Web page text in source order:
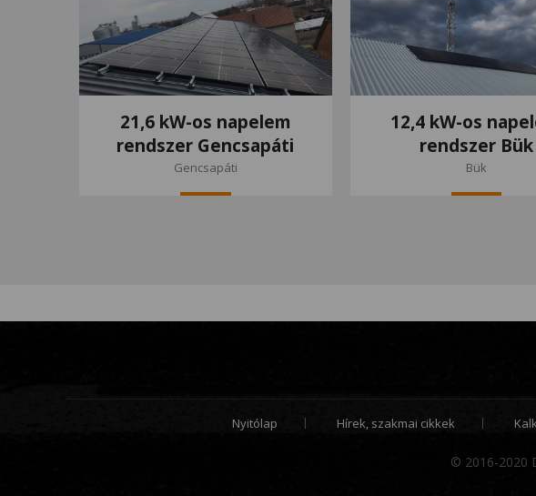
21,6 kW-os napelem
rendszer Gencsapáti
Gencsapáti
12,4 kW-os
rendszer Bük
Bük
Nyitólap Hírek, szakmai cikkek
© 2016-2020